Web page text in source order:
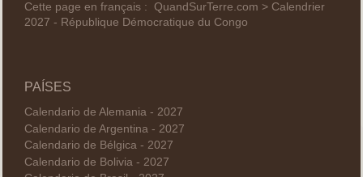
Cette page en français : QuandSurTerre.com > Calendrier
2027 - République Démocratique du Congo
PAÍSES
Calendario de Alemania - 2027
Calendario de Argentina - 2027
Calendario de Bélgica - 2027
Calendario de Bolivia - 2027